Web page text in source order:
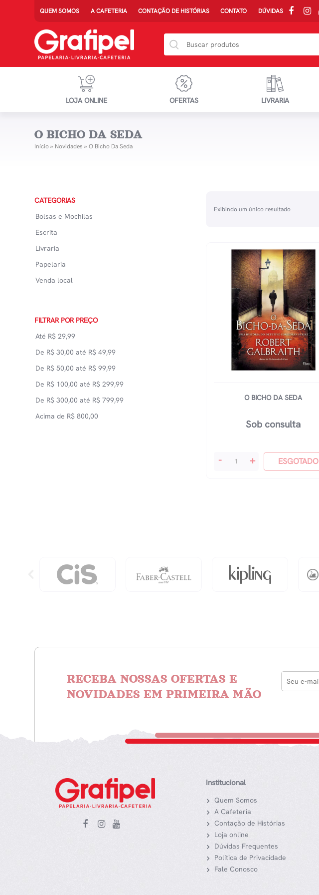
QUEM SOMOS A CAFETERIA CONTAÇÃO DE HISTÓRIAS CONTATO DÚVIDAS
LOJA ONLINE OFERTAS LIVRARIA
O BICHO DA SEDA
Início» Novidades » O Bicho Da Seda
CATEGORIAS
Bolsas e Mochilas
Escrita
Livraria
Papelaria
Venda local
FILTRAR POR PREÇO
Até R$ 29,99
De R$ 30,00 até R$ 49,99
De R$ 50,00 até R$ 99,99
De R$ 100,00 até R$ 299,99
De R$ 300,00 até R$ 799,99
Acima de R$ 800,00
Exibindo um único resultado
O BICHO DA SEDA
Sob consulta
O- + ESGOTADO
RECEBA NOSSAS OFERTAS E
NOVIDADES EM PRIMEIRA MÃO
Institucional
Quem Somos
A Cafeteria
Contação de Histórias
Loja online
Dúvidas Frequentes
Política de Privacidade
Fale Conosco